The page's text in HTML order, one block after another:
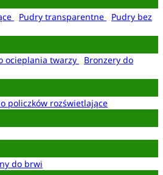
Pudry transparentne
Pudry bez
ocieplania twarzy
Bronzery do
policzków rozświetlające
do brwi